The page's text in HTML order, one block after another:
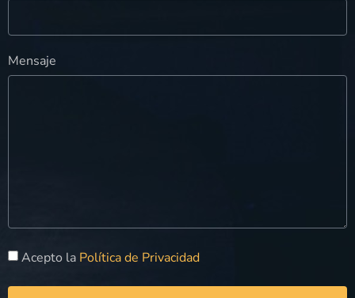
Mensaje
Acepto la Política de Privacidad